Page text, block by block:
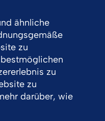
ähnliche
zu
zu
zu
darüber, wie